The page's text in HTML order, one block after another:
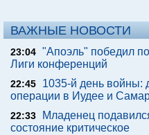
ВАЖНЫЕ НОВОСТИ
23:04 "Апоэль" победил
Лиги конференций
22:45
1035-й день войны:
операции в Иудее и
22:33
Младенец
состояние критическое